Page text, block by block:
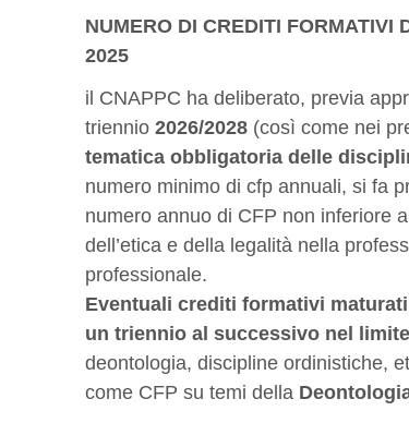
NUMERO DI CREDITI FORMATIVI
2025
il CNAPPC ha deliberato, previa
triennio 2026/2028 (così come nei
tematica obbligatoria delle
numero minimo di cfp annuali, si fa
numero annuo di CFP non inferiore
dell’etica e della legalità nella
professionale.
Eventuali crediti formativi
un triennio al successivo nel
deontologia, discipline ordinistiche,
come CFP su temi della